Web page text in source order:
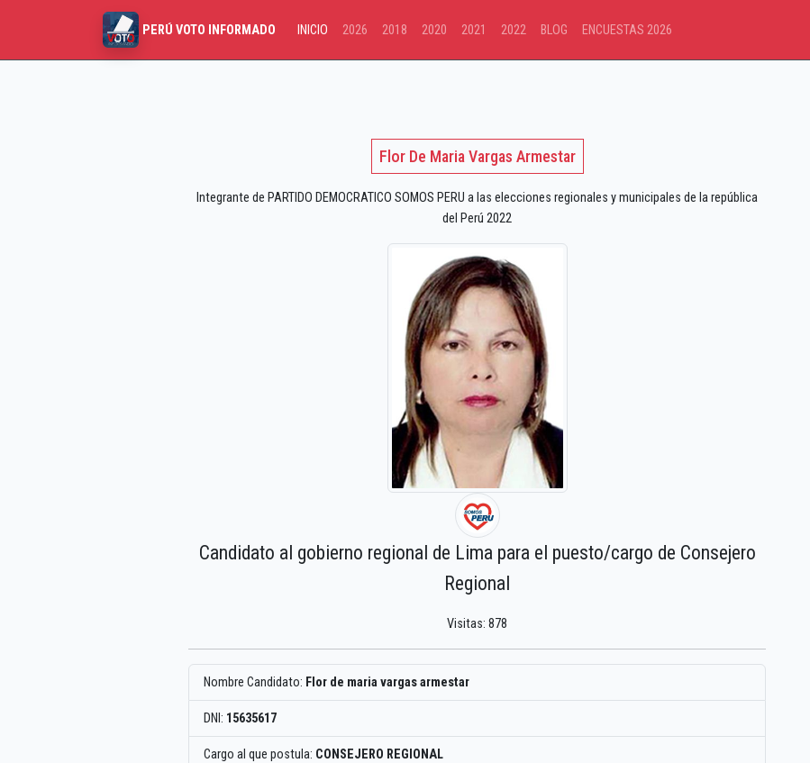
PERÚ VOTO INFORMADO INICIO 2026 2018 2020 2021 2022 BLOG ENCUESTAS 2026
Flor De Maria Vargas Armestar
Integrante de PARTIDO DEMOCRATICO SOMOS PERU a las elecciones regionales y municipales de la república
del Perú 2022
Candidato al gobierno regional de Lima para el puesto/cargo de Consejero
Regional
Visitas: 878
Nombre Candidato: Flor de maria vargas armestar
DNI: 15635617
Cargo al que postula: CONSEJERO REGIONAL